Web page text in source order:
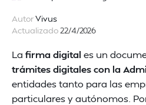
AutorVivus
Actualizado22/4/2026
La firma digital es un
trámites digitales con la
entidades tanto para las
particulares y autónomos.